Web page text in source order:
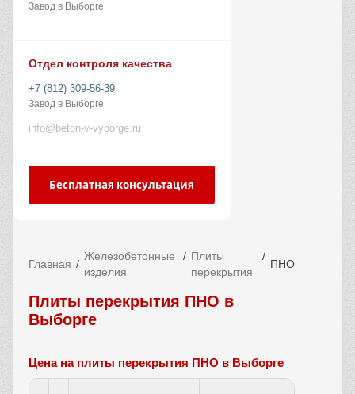
Завод в Выборге
Отдел контроля качества
+7 (812) 309-56-39
Завод в Выборге
info@beton-v-vyborge.ru
Бесплатная консультация
Главная
Железобетонные
изделия
Плиты
перекрытия
ПНО
Плиты перекрытия ПНО в
Выборге
Цена на плиты перекрытия ПНО в Выборге